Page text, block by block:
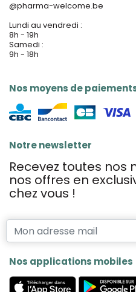
@pharma-welcome.be
Lundi au vendredi :
8h - 19h
Samedi :
9h - 18h
Nos moyens de
Notre newsletter
Recevez toutes nos
nos offres en
chez vous !
Nos applications mobiles